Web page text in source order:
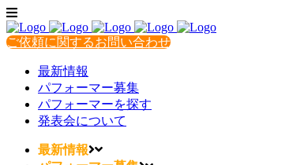
ご依頼に関するお問い合わせ
最新情報
パフォーマー募集
パフォーマーを探す
発表会について
最新情報